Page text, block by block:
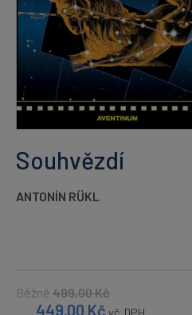
Souhvězdí
ANTONÍN RÜKL
Běžně 499,00Kč
449,00 Kč